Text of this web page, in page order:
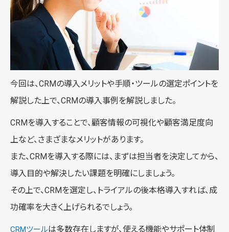
今回は、CRMの導入メリットや手順・ツールの選定ポイントを
解説した上で、CRMの導入事例を解説しました。
CRMを導入することで、顧客情報の可視化や顧客満足度向
上など、さまざまなメリットがあります。
また、CRMを導入する際には、まずは担当者を決定してから、
導入目的や解決したい課題を明確にしましょう。
その上で、CRMを選定し、トライアルの後本格導入すれば、成
功確率を大きく上げられるでしょう。
CRMツールは多数存在しますが、使える機能やサポート体制